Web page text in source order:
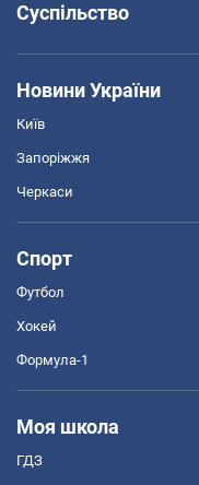
Суспільство
Новини України
Київ
Запоріжжя
Черкаси
Спорт
Футбол
Хокей
Формула-1
Моя школа
ГДЗ